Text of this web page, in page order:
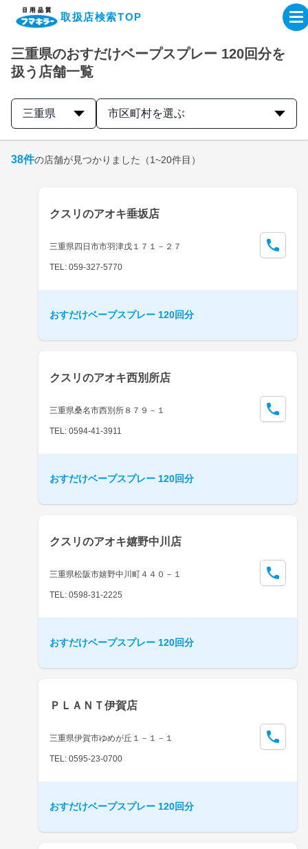
取扱店検索TOP
企業・IR情報サイト
製品情報サイト
取扱店検索はこちら
三重県のおすだけベープスプレー 120回分を
扱う店舗一覧
三重県 市区町村を選ぶ
38件の店舗が見つかりました （1~20件目）
クスリのアオキ垂坂店
三重県四日市市羽津戊１７１－２７
TEL: 059-327-5770
おすだけベープスプレー 120回分
クスリのアオキ西別所店
三重県桑名市西別所８７９－１
TEL: 0594-41-3911
おすだけベープスプレー 120回分
クスリのアオキ嬉野中川店
三重県松阪市嬉野中川町４４０－１
TEL: 0598-31-2225
おすだけベープスプレー 120回分
ＰＬＡＮＴ伊賀店
三重県伊賀市ゆめが丘１－１－１
TEL: 0595-23-0700
おすだけベープスプレー 120回分